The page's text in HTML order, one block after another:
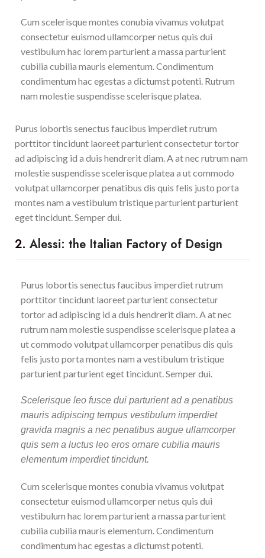
Cum scelerisque montes conubia vivamus volutpat
consectetur euismod ullamcorper netus quis dui
vestibulum hac lorem parturient a massa parturient
cubilia cubilia mauris elementum. Condimentum
condimentum hac egestas a dictumst potenti. Rutrum
nam molestie suspendisse scelerisque platea.
Purus lobortis senectus faucibus imperdiet rutrum
porttitor tincidunt laoreet parturient consectetur tortor
ad adipiscing id a duis hendrerit diam. A at nec rutrum nam
molestie suspendisse scelerisque platea a ut commodo
volutpat ullamcorper penatibus dis quis felis justo porta
montes nam a vestibulum tristique parturient parturient
eget tincidunt. Semper dui.
2. Alessi: the Italian Factory of Design
Purus lobortis senectus faucibus imperdiet rutrum
porttitor tincidunt laoreet parturient consectetur
tortor ad adipiscing id a duis hendrerit diam. A at nec
rutrum nam molestie suspendisse scelerisque platea a
ut commodo volutpat ullamcorper penatibus dis quis
felis justo porta montes nam a vestibulum tristique
parturient parturient eget tincidunt. Semper dui.
Scelerisque leo fusce dui parturient ad a penatibus
mauris adipiscing tempus vestibulum imperdiet
gravida magnis a nec penatibus augue ullamcorper
quis sem a luctus leo eros ornare cubilia mauris
elementum imperdiet tincidunt.
Cum scelerisque montes conubia vivamus volutpat
consectetur euismod ullamcorper netus quis dui
vestibulum hac lorem parturient a massa parturient
cubilia cubilia mauris elementum. Condimentum
condimentum hac egestas a dictumst potenti.